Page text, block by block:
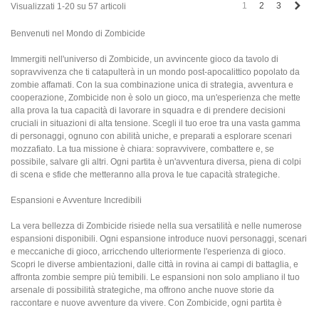
Visualizzati 1-20 su 57 articoli 1 2 3
Benvenuti nel Mondo di Zombicide
Immergiti nell'universo di Zombicide, un avvincente gioco da tavolo di
sopravvivenza che ti catapulterà in un mondo post-apocalittico popolato da
zombie affamati. Con la sua combinazione unica di strategia, avventura e
cooperazione, Zombicide non è solo un gioco, ma un'esperienza che mette
alla prova la tua capacità di lavorare in squadra e di prendere decisioni
cruciali in situazioni di alta tensione. Scegli il tuo eroe tra una vasta gamma
di personaggi, ognuno con abilità uniche, e preparati a esplorare scenari
mozzafiato. La tua missione è chiara: sopravvivere, combattere e, se
possibile, salvare gli altri. Ogni partita è un'avventura diversa, piena di colpi
di scena e sfide che metteranno alla prova le tue capacità strategiche.
Espansioni e Avventure Incredibili
La vera bellezza di Zombicide risiede nella sua versatilità e nelle numerose
espansioni disponibili. Ogni espansione introduce nuovi personaggi, scenari
e meccaniche di gioco, arricchendo ulteriormente l'esperienza di gioco.
Scopri le diverse ambientazioni, dalle città in rovina ai campi di battaglia, e
affronta zombie sempre più temibili. Le espansioni non solo ampliano il tuo
arsenale di possibilità strategiche, ma offrono anche nuove storie da
raccontare e nuove avventure da vivere. Con Zombicide, ogni partita è